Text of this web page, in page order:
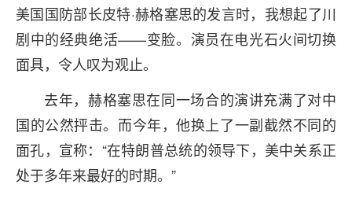
美国国防部长皮特·赫格塞思的发言时，我想起了川
剧中的经典绝活——变脸。演员在电光石火间切换
面具，令人叹为观止。
去年，赫格塞思在同一场合的演讲充满了对中
国的公然抨击。而今年，他换上了一副截然不同的
面孔，宣称：“在特朗普总统的领导下，美中关系正
处于多年来最好的时期。”